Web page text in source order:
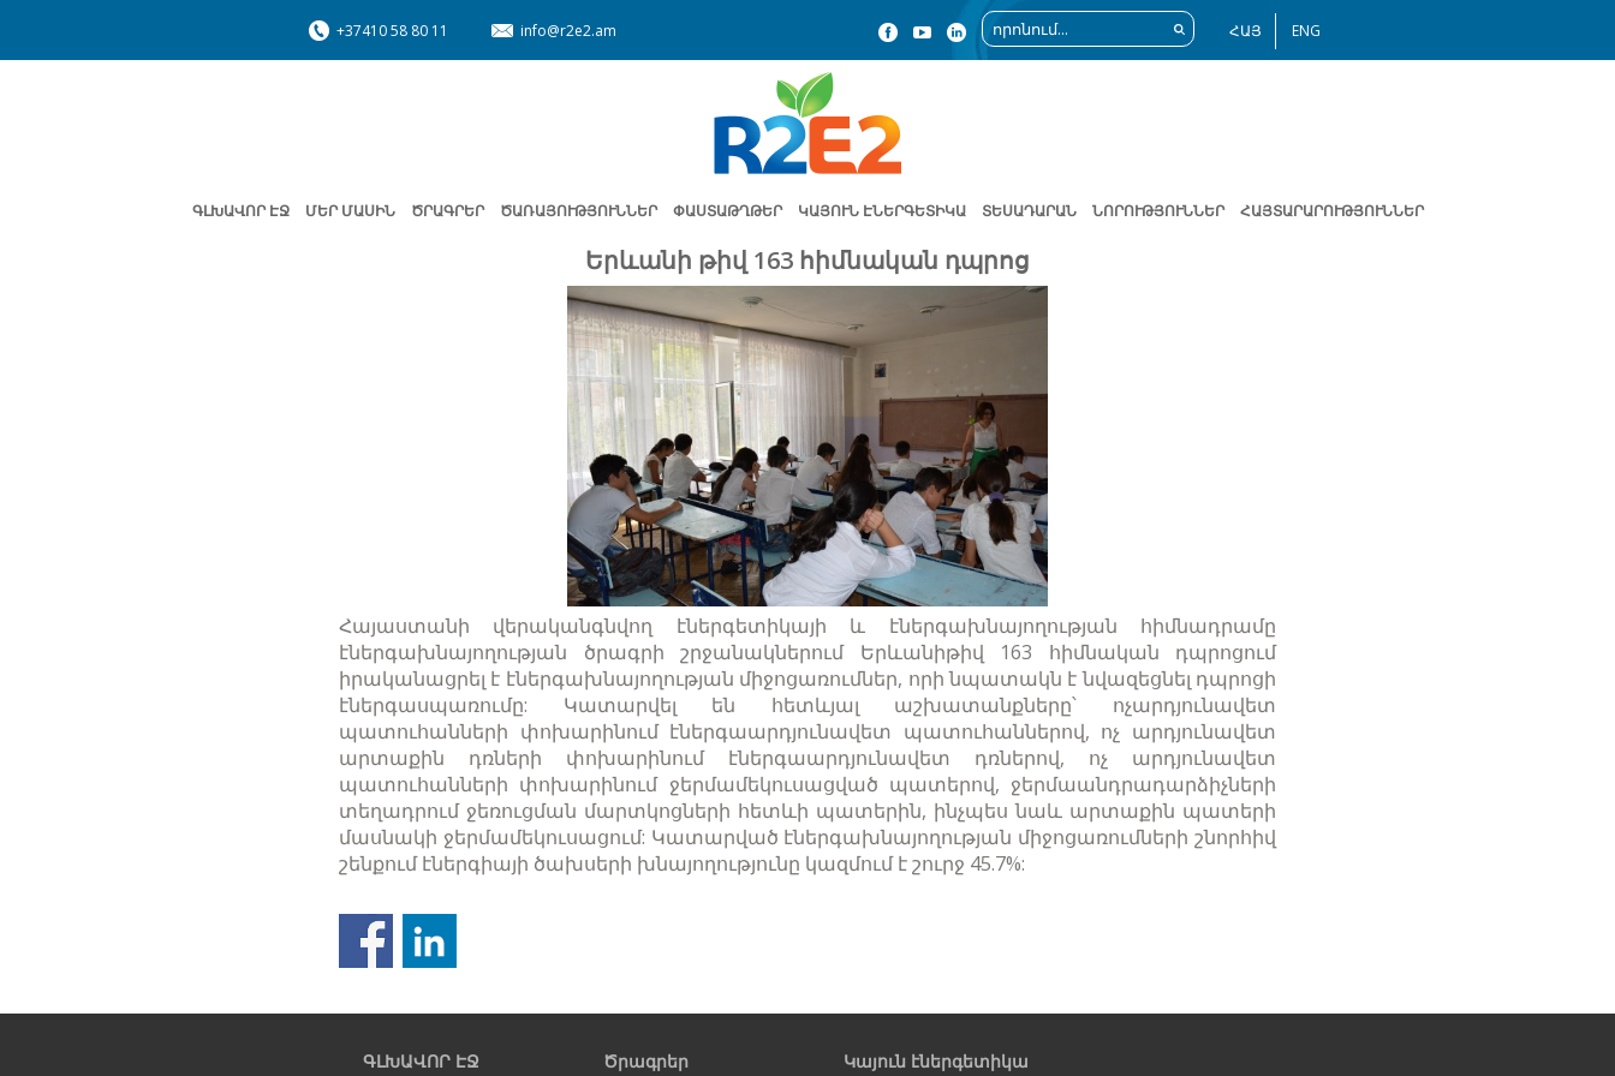
+37410 58 80 11 info@r2e2.am ՀԱՅ ENG
ԳԼԽԱՎՈՐ ԷՋ ՄԵՐ ՄԱՍԻՆ ԾՐԱԳՐԵՐ ԾԱՌԱՅՈՒԹՅՈՒՆՆԵՐ ՓԱՍՏԱԹՂԹԵՐ ԿԱՅՈՒՆ ԷՆԵՐԳԵՏԻԿԱ ՏԵՍԱԴԱՐԱՆ ՆՈՐՈՒԹՅՈՒՆՆԵՐ ՀԱՅՏԱՐԱՐՈՒԹՅՈՒՆՆԵՐ
Երևանի թիվ 163 հիմնական դպրոց
Հայաստանի վերականգնվող էներգետիկայի և էներգախնայողության հիմնադրամը
էներգախնայողության ծրագրի շրջանակներում Երևանիթիվ 163 հիմնական դպրոցում
իրականացրել է էներգախնայողության միջոցառումներ, որի նպատակն է նվազեցնել դպրոցի
էներգասպառումը: Կատարվել են հետևյալ աշխատանքները՝ ոչարդյունավետ
պատուհանների փոխարինում էներգաարդյունավետ պատուհաններով, ոչ արդյունավետ
արտաքին դռների փոխարինում էներգաարդյունավետ դռներով, ոչ արդյունավետ
պատուհանների փոխարինում ջերմամեկուսացված պատերով, ջերմաանդրադարձիչների
տեղադրում ջեռուցման մարտկոցների հետևի պատերին, ինչպես նաև արտաքին պատերի
մասնակի ջերմամեկուսացում: Կատարված էներգախնայողության միջոցառումների շնորհիվ
շենքում էներգիայի ծախսերի խնայողությունը կազմում է շուրջ 45.7%:
Նախորդ
Հաջորդ
ԳԼԽԱՎՈՐ ԷՋ Ծրագրեր Կայուն էներգետիկա